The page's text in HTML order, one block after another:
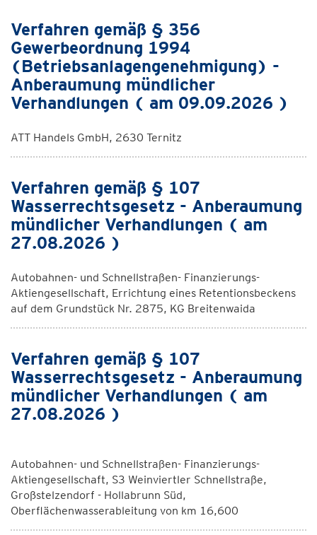
Verfahren gemäß § 356
Gewerbeordnung 1994
(Betriebsanlagengenehmigung) -
Anberaumung mündlicher
Verhandlungen ( am 09.09.2026 )
ATT Handels GmbH, 2630 Ternitz
Verfahren gemäß § 107
Wasserrechtsgesetz - Anberaumung
mündlicher Verhandlungen ( am
27.08.2026 )
Autobahnen- und Schnellstraßen- Finanzierungs-
Aktiengesellschaft, Errichtung eines Retentionsbeckens
auf dem Grundstück Nr. 2875, KG Breitenwaida
Verfahren gemäß § 107
Wasserrechtsgesetz - Anberaumung
mündlicher Verhandlungen ( am
27.08.2026 )
Autobahnen- und Schnellstraßen- Finanzierungs-
Aktiengesellschaft, S3 Weinviertler Schnellstraße,
Großstelzendorf - Hollabrunn Süd,
Oberflächenwasserableitung von km 16,600